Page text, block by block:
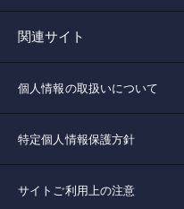
関連サイト
個人情報の取扱いについて
特定個人情報保護方針
サイトご利用上の注意